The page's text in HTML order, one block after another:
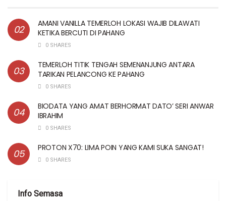
AMANI VANILLA TEMERLOH LOKASI WAJIB DILAWATI
KETIKA BERCUTI DI PAHANG
0 SHARES
TEMERLOH TITIK TENGAH SEMENANJUNG ANTARA
TARIKAN PELANCONG KE PAHANG
0 SHARES
BIODATA YANG AMAT BERHORMAT DATO’ SERI ANWAR
IBRAHIM
0 SHARES
PROTON X70: LIMA POIN YANG KAMI SUKA SANGAT!
0 SHARES
Info Semasa